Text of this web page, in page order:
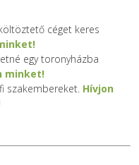
céget keres
egy toronyházba
minket!
szakembereket. Hívjon